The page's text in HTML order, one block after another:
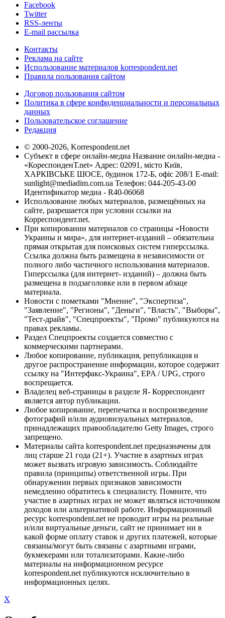
Facebook
Twitter
RSS-ленты
E-mail рассылка
Контакты
Реклама на сайте
Использование материалов korrespondent.net
Правила пользования сайтом
Договор пользования сайтом
Политика в сфере конфиденциальности и персональных
данных
Пользовательское соглашение
Редакция
© 2000-2026, Korrespondent.net
Субъект в сфере онлайн-медиа Название онлайн-медиа -
«КореспонденТ.net» Адрес: 02091, місто Київ,
ХАРКІВСЬКЕ ШОСЕ, будинок 172-Б, офіс 208/1 E-mail:
sunlight@mediadim.com.ua Телефон: 044-205-43-00
Идентификатор медиа - R40-06068
Использование любых материалов, размещённых на
сайте, разрешается при условии ссылки на
Корреспондент.net.
При копировании материалов со страницы «Новости
Украины и мира», для интернет-изданий – обязательна
прямая открытая для поисковых систем гиперссылка.
Ссылка должна быть размещена в независимости от
полного либо частичного использования материалов.
Гиперссылка (для интернет- изданий) – должна быть
размещена в подзаголовке или в первом абзаце
материала.
Новости с пометками "Мнение", "Экспертиза",
"Заявление", "Регионы", "Деньги", "Власть", "Выборы",
"Тест-драйв", "Спецпроекты", "Промо" публикуются на
правах рекламы.
Раздел Спецпроекты создается совместно с
коммерческими партнерами.
Любое копирование, публикация, републикация и
другое распространение информации, которое содержит
ссылку на "Интерфакс-Украина", EPA / UPG, строго
воспрещается.
Владелец веб-страницы в разделе Я- Корреспондент
является автор публикации.
Любое копирование, перепечатка и воспроизведение
фотографий и/или аудиовизуальных материалов,
принадлежащих правообладателю Getty Images, строго
запрещено.
Материалы сайта korrespondent.net предназначены для
лиц старше 21 года (21+). Участие в азартных играх
может вызвать игровую зависимость. Соблюдайте
правила (принципы) ответственной игры. При
обнаружении первых признаков зависимости
немедленно обратитесь к специалисту. Помните, что
участие в азартных играх не может являться источником
доходов или альтернативой работе. Информационный
ресурс korrespondent.net не проводит игры на реальные
и/или виртуальные деньги, сайт не принимает ни в
какой форме оплату ставок и других платежей, которые
связаны/могут быть связаны с азартными играми,
букмекерами или тотализаторами. Какие-либо
материалы на информационном ресурсе
korrespondent.net публикуются исключительно в
информационных целях.
X